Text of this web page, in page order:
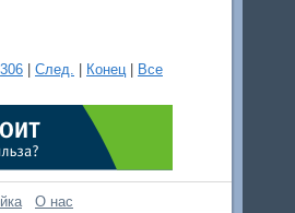
306 След. Конец Все
О нас